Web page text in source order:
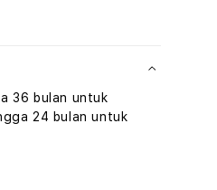
36 bulan untuk
24 bulan untuk